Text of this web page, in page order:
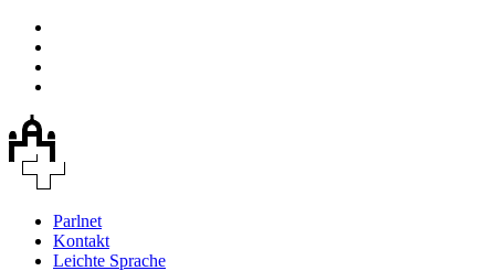
Parlnet
Kontakt
Leichte Sprache